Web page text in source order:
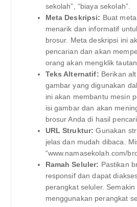
sekolah”, “biaya sekolah”.
Meta Deskripsi: Buat
menarik dan informatif
brosur. Meta deskripsi ini
pencarian dan akan
orang akan mengklik
Teks Alternatif: Berikan
gambar yang digunakan
ini akan membantu mesin
isi gambar dan akan
brosur Anda di hasil
URL Struktur: Gunakan
jelas dan mudah dibaca.
“www.namasekolah.com/
Ramah Seluler: Pastikan
responsif dan dapat
perangkat seluler.
menggunakan perangkat